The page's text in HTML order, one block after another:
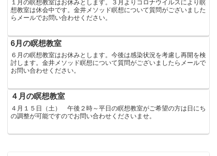
１月の瞑想教室はお休みとします。３月よりコロナウイルスにより瞑
想教室は休会中です。金井メソッド瞑想について質問がございました
らメールでお問い合わせください。
6月の瞑想教室
６月の瞑想教室はお休みとします。今後は感染状況を考慮し再開を検
討します。金井メソッド瞑想について質問がございましたらメールで
お問い合わせください。
４月の瞑想教室
４月１５日（土） 午後２時～平日の瞑想教室がご希望の方は日にち
の調整が可能ですのでお問い合わせくださいませ。